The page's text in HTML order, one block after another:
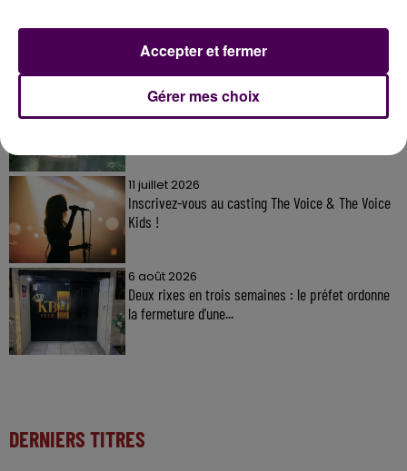
31 juillet 2026
11 juillet 2026
Inscrivez-vous au casting The Voice & The Voice
Kids !
6 août 2026
Deux rixes en trois semaines : le préfet ordonne
la fermeture d'une...
DERNIERS TITRES
Gérer mes choix
Accepter et fermer